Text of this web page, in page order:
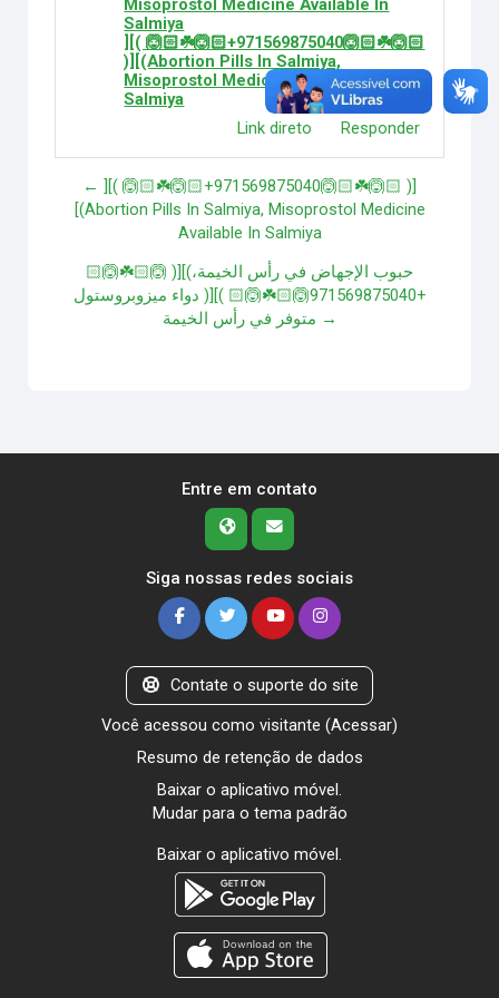
Misoprostol Medicine Available In
Salmiya
][( 🙆🏻☘️🙆🏻+971569875040🙆🏻☘️🙆🏻
)][(Abortion Pills In Salmiya,
Misoprostol Medicine Available In
Salmiya
Link direto
Responder
← ][( 🙆🏻☘️🙆🏻+971569875040🙆🏻☘️🙆🏻 )]
[(Abortion Pills In Salmiya, Misoprostol Medicine
Available In Salmiya
حبوب الإجهاض في رأس الخيمة،)][( 🙆🏻☘️🙆🏻
+971569875040🙆🏻☘️🙆🏻 )][( دواء ميزوبروستول
متوفر في رأس الخيمة →
Entre em contato
Siga nossas redes sociais
Contate o suporte do site
Você acessou como visitante (Acessar)
Resumo de retenção de dados
Baixar o aplicativo móvel.
Mudar para o tema padrão
Baixar o aplicativo móvel.